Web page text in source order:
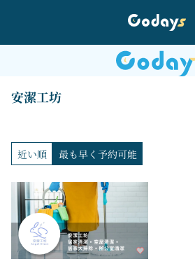
安潔工坊
近い順 最も早く予約可能